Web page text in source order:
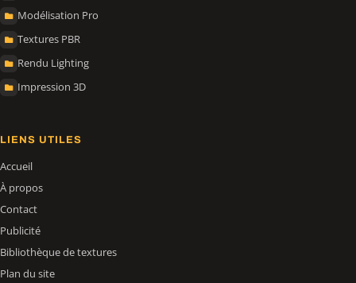
Modélisation Pro
Textures PBR
Rendu Lighting
Impression 3D
LIENS UTILES
Accueil
À propos
Contact
Publicité
Bibliothèque de textures
Plan du site